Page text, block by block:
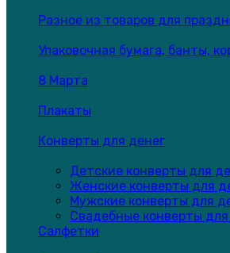
Разное из товаров для
Упаковочная бумага, банты,
8 Марта
Плакаты
Конверты для денег
Детские конверты для
Женские конверты для
Мужские конверты для
Свадебные конверты
Салфетки